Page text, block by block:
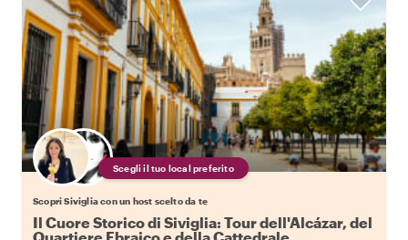
Scegli il tuo local preferito
Scopri Siviglia con un host scelto da te
Il Cuore Storico di Siviglia: Tour dell'Alcázar, del
Quartiere Ebraico e della Cattedrale